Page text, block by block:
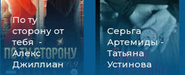
По ту
сторону от
тебя -
Алекс
Джиллиан
Серьга
Артемиды -
Татьяна
Устинова